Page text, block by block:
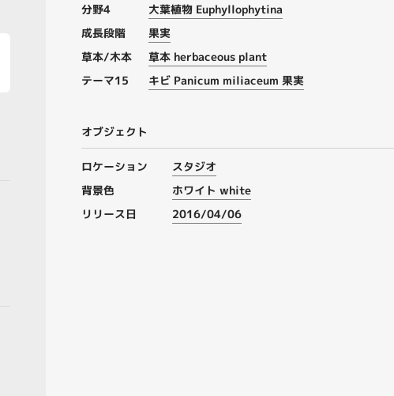
分野4
大葉植物 Euphyllophytina
成長段階
果実
草本/木本
草本 herbaceous plant
テーマ15
キビ Panicum miliaceum 果実
オブジェクト
ロケーション
スタジオ
背景色
ホワイト white
リリース日
2016/04/06